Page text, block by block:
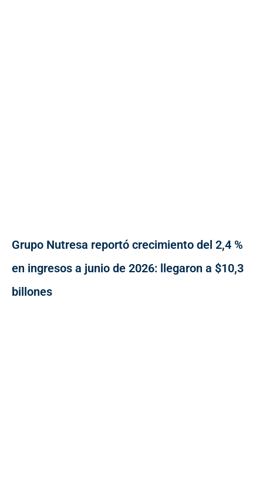
Grupo Nutresa reportó crecimiento del 2,4 %
en ingresos a junio de 2026: llegaron a $10,3
billones